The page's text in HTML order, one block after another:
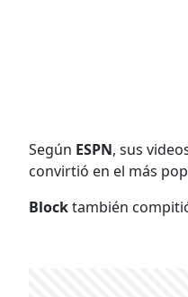
Según ESPN, sus
convirtió en el más
Blocktambién